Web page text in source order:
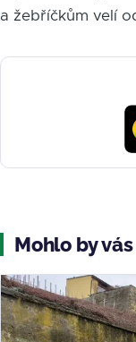
a žebříčkům velí
Mohlo by